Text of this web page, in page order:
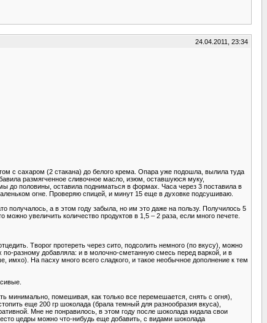
24.04.2011, 23:34
с сахаром (2 стакана) до белого крема. Опара уже подошла, вылила туда
размягченное сливочное масло, изюм, оставшуюся муку,
до половины, оставила подниматься в формах. Часа через 3 поставила в
огне. Проверяю спицей, и минут 15 еще в духовке подсушиваю.
получалось, а в этом году забыла, но им это даже на пользу. Получилось 5
увеличить количество продуктов в 1,5 – 2 раза, если много печете.
Творог протереть через сито, подсолить немного (по вкусу), можно
по-разному добавляла: и в молочно-сметанную смесь перед варкой, и в
На пасху много всего сладкого, и такое необычное дополнение к тем
минимально, помешивая, как только все перемешается, снять с огня),
еще 200 гр шоколада (брала темный для разнообразия вкуса),
Мне не понравилось, в этом году после шоколада кидала свои
цедры можно что-нибудь еще добавить, с видами шоколада